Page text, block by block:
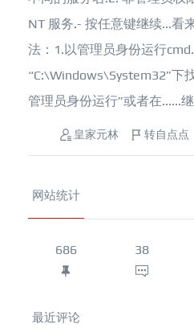
NT 服务.- 按任意键继续...看
法：1.以管理员身份运行
“C:\Windows\System32”下
管理员身份运行”或者在......
皇家元林 转自点点
网站统计
686 38
最近评论